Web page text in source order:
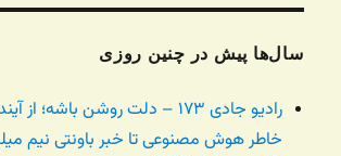
سال‌ها پیش در چنین روزی
رادیو جادی ۱۷۳ – دلت روشن باشه؛
خاطر هوش مصنوعی تا خبر باونتی نیم